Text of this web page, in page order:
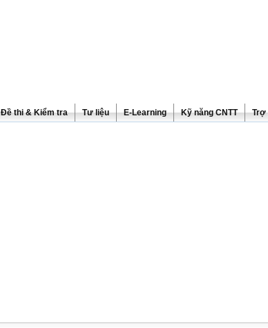
Đề thi & Kiểm tra Tư liệu E-Learning Kỹ năng CNTT Trợ